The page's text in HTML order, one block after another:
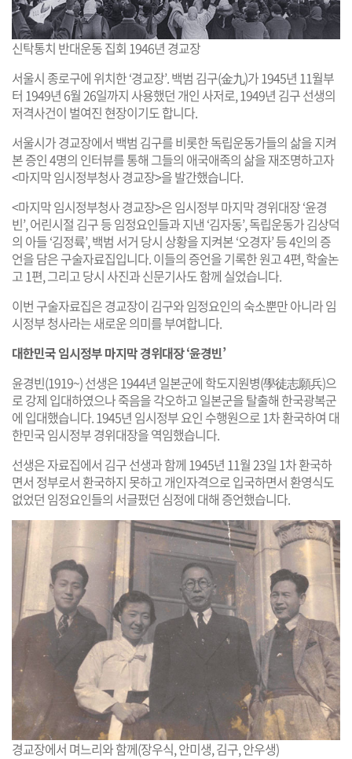
신탁통치 반대운동 집회 1946년 경교장
서울시 종로구에 위치한 ‘경교장’. 백범 김구(金九)가 1945년 11월부
터 1949년 6월 26일까지 사용했던 개인 사저로, 1949년 김구 선생의
저격사건이 벌여진 현장이기도 합니다.
서울시가 경교장에서 백범 김구를 비롯한 독립운동가들의 삶을 지켜
본 증인 4명의 인터뷰를 통해 그들의 애국애족의 삶을 재조명하고자
<마지막 임시정부청사 경교장>을 발간했습니다.
<마지막 임시정부청사 경교장>은 임시정부 마지막 경위대장 ‘윤경
빈’, 어린시절 김구 등 임정요인들과 지낸 ‘김자동’, 독립운동가 김상덕
의 아들 ‘김정륙’, 백범 서거 당시 상황을 지켜본 ‘오경자’ 등 4인의 증
언을 담은 구술자료집입니다. 이들의 증언을 기록한 원고 4편, 학술논
고 1편, 그리고 당시 사진과 신문기사도 함께 실었습니다.
이번 구술자료집은 경교장이 김구와 임정요인의 숙소뿐만 아니라 임
시정부 청사라는 새로운 의미를 부여합니다.
대한민국 임시정부 마지막 경위대장 ‘윤경빈’
윤경빈(1919~) 선생은 1944년 일본군에 학도지원병(學徒志願兵)으
로 강제 입대하였으나 죽음을 각오하고 일본군을 탈출해 한국광복군
에 입대했습니다. 1945년 임시정부 요인 수행원으로 1차 환국하여 대
한민국 임시정부 경위대장을 역임했습니다.
선생은 자료집에서 김구 선생과 함께 1945년 11월 23일 1차 환국하
면서 정부로서 환국하지 못하고 개인자격으로 입국하면서 환영식도
없었던 임정요인들의 서글펐던 심정에 대해 증언했습니다.
경교장에서 며느리와 함께(장우식, 안미생, 김구, 안우생)